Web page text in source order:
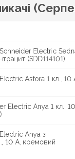
та
продукції не є
на вибір.
з
(найчастіше з
Electric
(SDD114101)
Asfora 1 кл., 10
Electric Anya 1 кл.,
Anya з
10 А, кремовий